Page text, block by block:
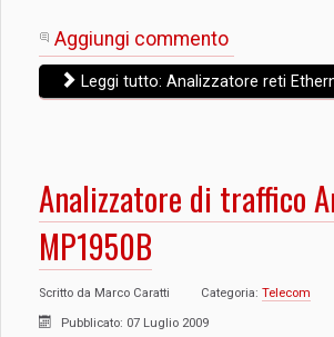
Aggiungi commento
Leggi tutto: Analizzatore reti
Analizzatore di traffico
MP1950B
Scritto da Marco Caratti Categoria: Telecom
Pubblicato: 07 Luglio 2009